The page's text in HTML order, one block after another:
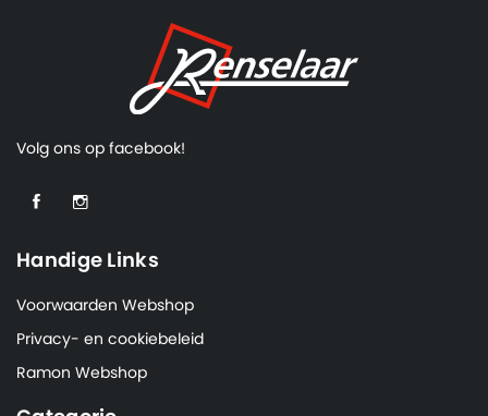
Volg ons op facebook!
Handige Links
Voorwaarden Webshop
Privacy- en cookiebeleid
Ramon Webshop